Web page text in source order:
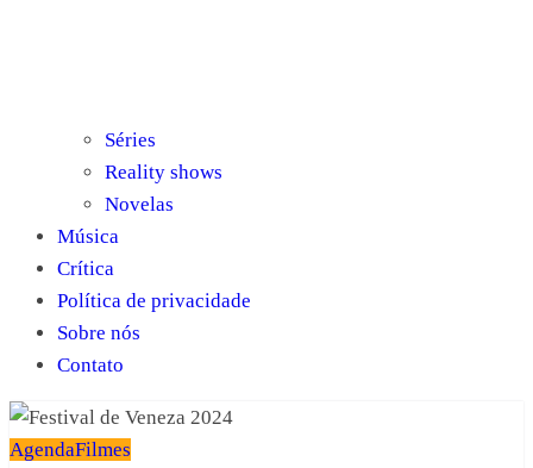
Séries
Reality shows
Novelas
Música
Crítica
Política de privacidade
Sobre nós
Contato
AgendaFilmes